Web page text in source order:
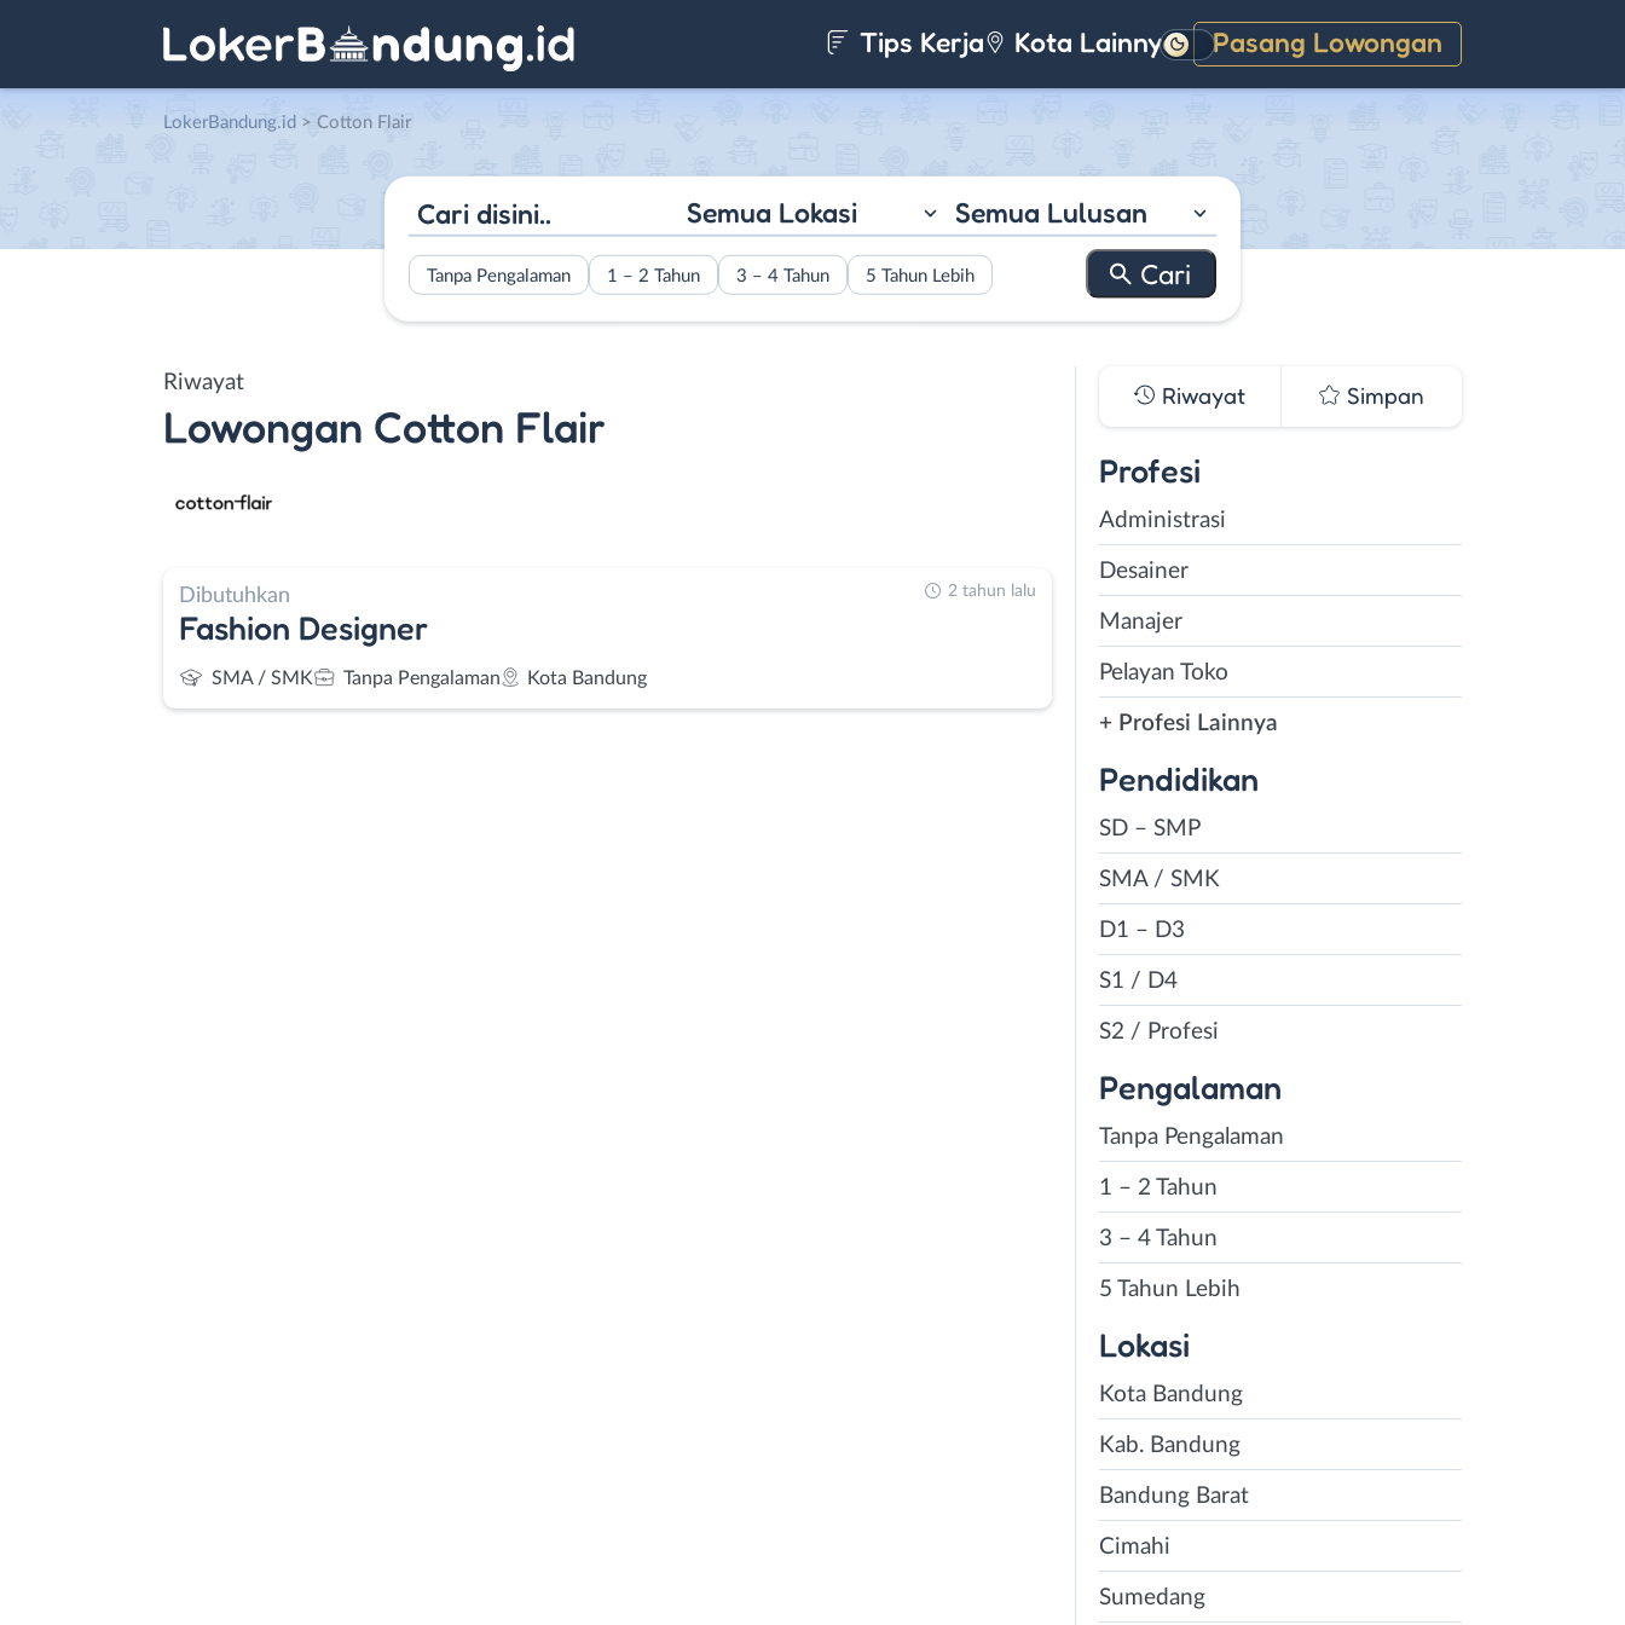
Tips Kerja Kota Lainnya Pasang Lowongan
Gelap
LokerBandung.id > Cotton Flair
Semua Lokasi Semua Lulusan
Tanpa Pengalaman 1 – 2 Tahun 3 – 4 Tahun 5 Tahun Lebih
Riwayat
Lowongan Cotton Flair
Dibutuhkan
Fashion Designer
SMA / SMK Tanpa Pengalaman Kota Bandung
2 tahun lalu
Riwayat Simpan
Profesi
Administrasi
Desainer
Manajer
Pelayan Toko
+ Profesi Lainnya
Pendidikan
SD – SMP
SMA / SMK
D1 – D3
S1 / D4
S2 / Profesi
Pengalaman
Tanpa Pengalaman
1 – 2 Tahun
3 – 4 Tahun
5 Tahun Lebih
Lokasi
Kota Bandung
Kab. Bandung
Bandung Barat
Cimahi
Sumedang